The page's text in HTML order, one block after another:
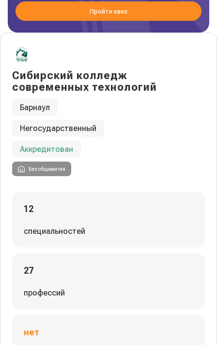
Сибирский колледж
современных технологий
Барнаул
Негосударственный
Аккредитован
Без общежития
12
специальностей
27
профессий
нет
Пройти квиз